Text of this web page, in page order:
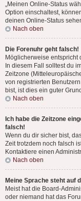
„Meinen Online-Status
Option einschaltest,
deinen Online-Status
Nach oben
Die Forenuhr geht falsch!
Möglicherweise
In diesem Fall solltest du
Zeitzone
von registrierten
bist, ist dies ein guter
Nach oben
Ich habe die Zeitzone
falsch!
Wenn du dir sicher bist,
Zeit trotzdem noch falsch
Kontaktiere einen
Nach oben
Meine Sprache steht auf
Meist hat die Board-
oder niemand hat das